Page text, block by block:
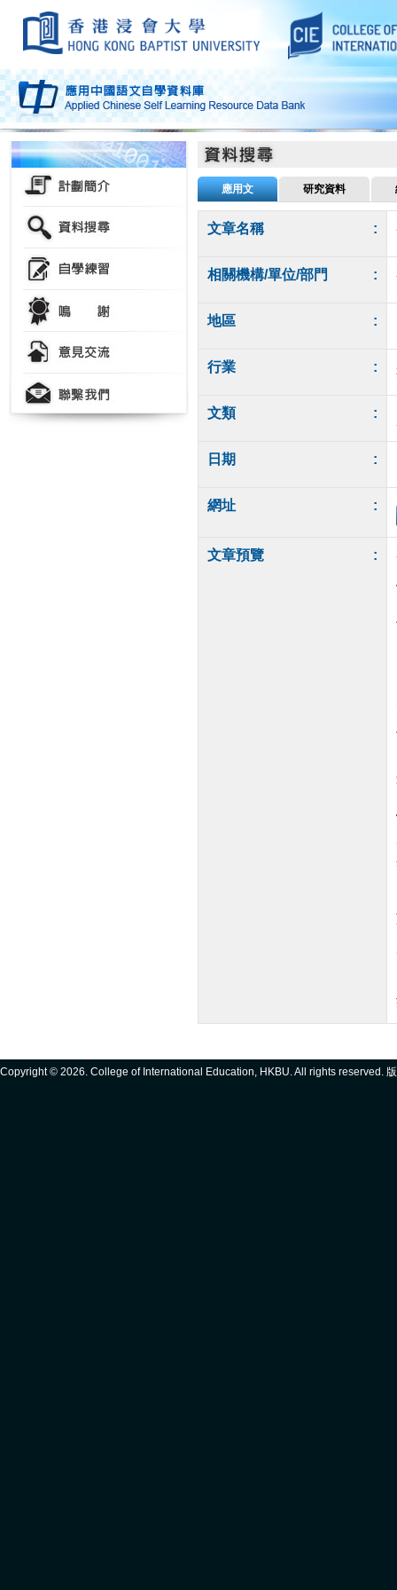
應用文 研究資料
文章名稱 :
相關機構/單位/部門 :
地區 :
行業 :
文類 :
日期 :
網址 :
文章預覽 :
Copyright © 2026. College of International Education, HKBU. All rights reserved.